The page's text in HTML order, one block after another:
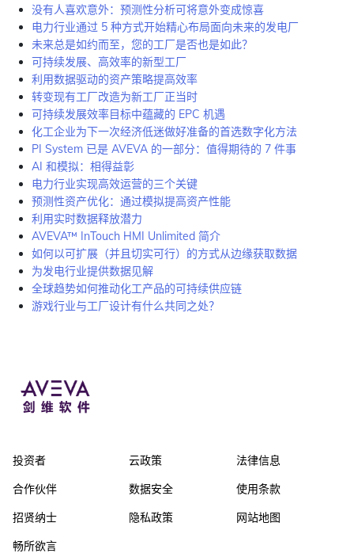
没有人喜欢意外：预测性分析可将意外变成惊喜
电力行业通过 5 种方式开始精心布局面向未来的发电厂
未来总是如约而至，您的工厂是否也是如此？
可持续发展、高效率的新型工厂
利用数据驱动的资产策略提高效率
转变现有工厂改造为新工厂正当时
可持续发展效率目标中蕴藏的 EPC 机遇
化工企业为下一次经济低迷做好准备的首选数字化方法
PI System 已是 AVEVA 的一部分：值得期待的 7 件事
AI 和模拟：相得益彰
电力行业实现高效运营的三个关键
预测性资产优化：通过模拟提高资产性能
利用实时数据释放潜力
AVEVA™ InTouch HMI Unlimited 简介
如何以可扩展（并且切实可行）的方式从边缘获取数据
为发电行业提供数据见解
全球趋势如何推动化工产品的可持续供应链
游戏行业与工厂设计有什么共同之处？
投资者
合作伙伴
招贤纳士
畅所欲言
云政策
数据安全
隐私政策
法律信息
使用条款
网站地图